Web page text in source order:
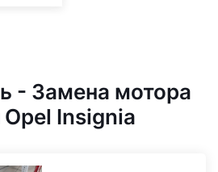
- Замена мотора
Opel Insignia